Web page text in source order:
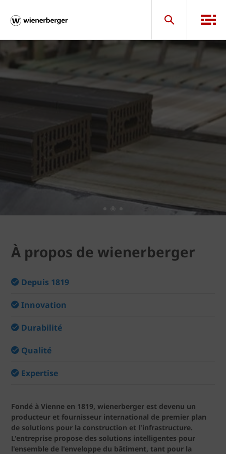
À propos de wienerberger
Depuis 1819
Innovation
Durabilité
Qualité
Expertise
Fondé à Vienne en 1819, wienerberger est devenu un
producteur et fournisseur international de premier plan
de solutions pour la construction et l'infrastructure.
L'entreprise propose des solutions intelligentes pour
l'ensemble de l'enveloppe du bâtiment, tant pour la